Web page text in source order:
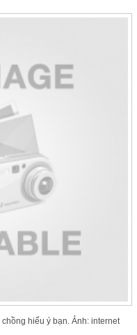
hiểu ý bạn. Ảnh: internet